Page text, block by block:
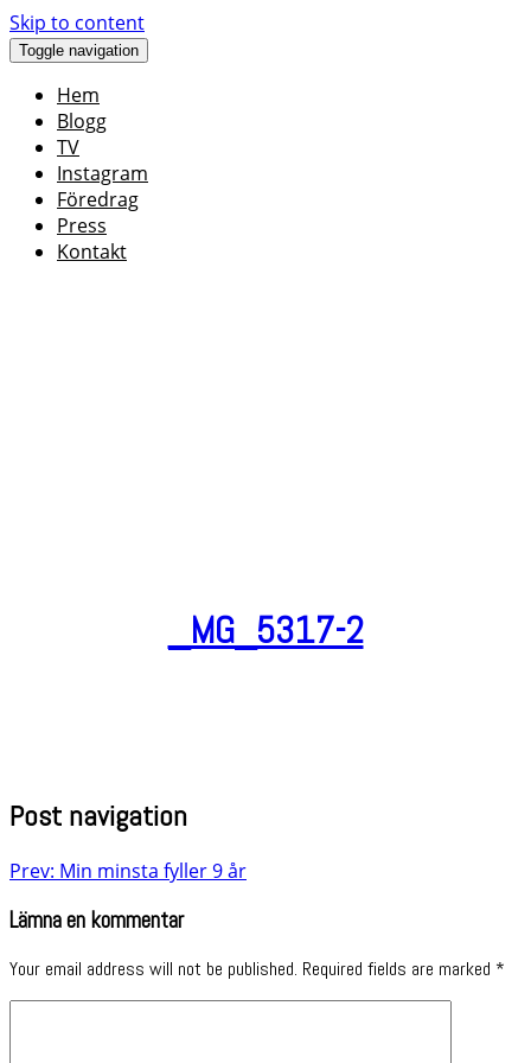
Skip to content
Toggle navigation
Hem
Blogg
TV
Instagram
Föredrag
Press
Kontakt
_MG_5317-2
Post navigation
Prev: Min minsta fyller 9 år
Lämna en kommentar
Your email address will not be published. Required fields are marked *